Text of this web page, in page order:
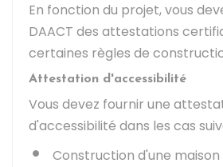
En fonction du projet, vous
DAACT des attestations
certaines règles de
Attestation d'accessibilité
Vous devez fournir une
d'accessibilité dans les cas
Construction d'une